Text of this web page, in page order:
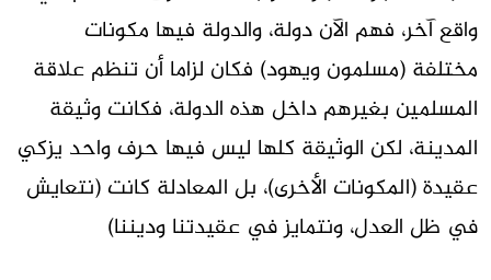
واقع آخر، فهم الآن دولة، والدولة فيها مكونات
مختلفة (مسلمون ويهود) فكان لزاما أن تنظم علاقة
المسلمين بغيرهم داخل هذه الدولة، فكانت وثيقة
المدينة، لكن الوثيقة كلها ليس فيها حرف واحد يزكي
عقيدة (المكونات الأخرى)، بل المعادلة كانت (نتعايش
في ظل العدل، ونتمايز في عقيدتنا وديننا)